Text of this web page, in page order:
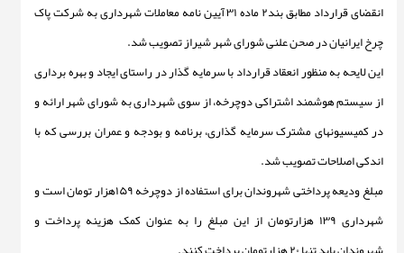
انقضای قرارداد مطابق بند۲ ماده ۳۱ آیین نامه معاملات شهرداری به شرکت پاک
چرخ ایرانیان در صحن علنی شورای شهر شیراز تصویب شد.
این لایحه به منظور انعقاد قرارداد با سرمایه گذار در راستای ایجاد و بهره برداری
از سیستم هوشمند اشتراکی دوچرخه، از سوی شهرداری به شورای شهر ارائه و
در کمیسیونهای مشترک سرمایه گذاری، برنامه و بودجه و عمران بررسی که با
اندکی اصلاحات تصویب شد.
مبلغ ودیعه پرداختی شهروندان برای استفاده از دوچرخه ۱۵۹هزار تومان است و
شهرداری ۱۳۹ هزارتومان از این مبلغ را به عنوان کمک هزینه پرداخت و